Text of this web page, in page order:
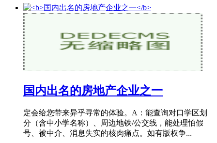
国内出名的房地产企业之一
定会给您带来异乎寻常的体验。A：能查询对口学区划
分（含中小学名称）、周边地铁/公交线，能处理怕假
号、被中介、消息失实的核肉痛点。如有版权争...